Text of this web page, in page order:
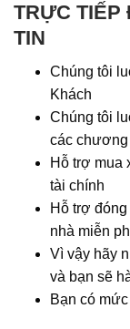
TRỰC TIẾP
TIN
Chúng tôi
Khách
Chúng tôi
các chương
Hỗ trợ mua
tài chính
Hỗ trợ
nhà miễn
Vì vậy hãy
và bạn sẽ
Bạn có